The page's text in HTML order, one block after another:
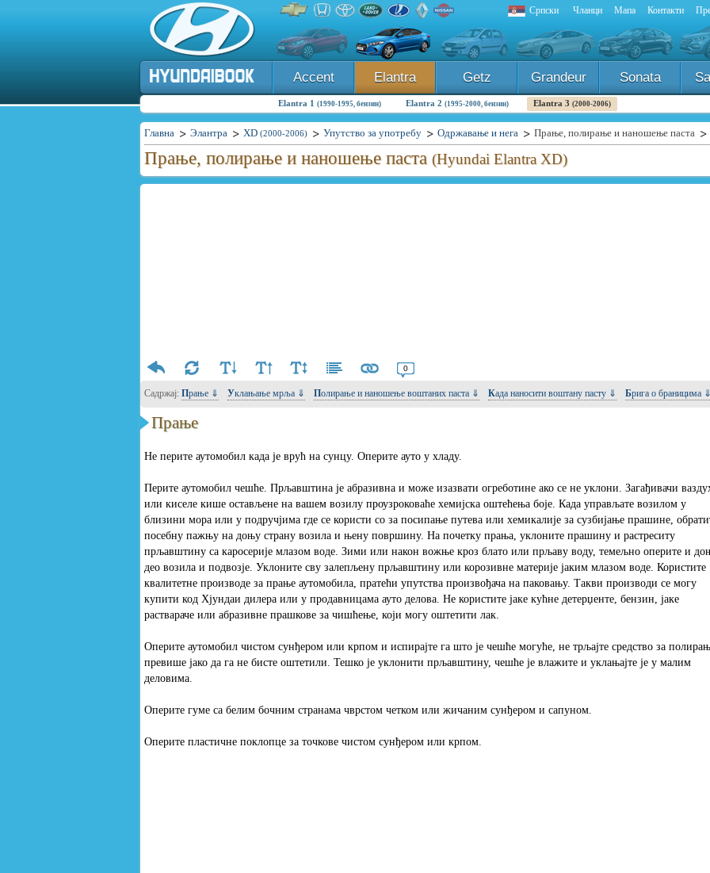
Српски Чланци Мапа Контакти
Accent Elantra Getz Grandeur Sonata
Elantra 1 (1990-1995, бензин) Elantra 2 (1995-2000, бензин) Elantra 3 (2000-2006)
Главна Элантра XD (2000-2006) Упутство за употребу Одржавање и нега Прање, полирање и наношење паста
Прање, полирање и наношење паста (Hyundai Elantra XD)
0
Садржај: Прање ⇓ Уклањање мрља ⇓ Полирање и наношење воштаних паста ⇓ Када наносити воштану пасту ⇓ Брига о браницима ⇓
Прање
Не перите аутомобил када је врућ на сунцу. Оперите ауто у хладу.
Перите аутомобил чешће. Прљавштина је абразивна и може изазвати огреботине ако се не уклони. Загађивачи
или киселе кише остављене на вашем возилу проузроковаће хемијска оштећења боје. Када управљате возилом у
близини мора или у подручјима где се користи со за посипање путева или хемикалије за сузбијање прашине,
посебну пажњу на доњу страну возила и њену површину. На почетку прања, уклоните прашину и растреситу
прљавштину са каросерије млазом воде. Зими или након вожње кроз блато или прљаву воду, темељно оперите и
део возила и подвозје. Уклоните сву залепљену прљавштину или корозивне материје јаким млазом воде. Користите
квалитетне производе за прање аутомобила, пратећи упутства произвођача на паковању. Такви производи се могу
купити код Хјундаи дилера или у продавницама ауто делова. Не користите јаке кућне детерџенте, бензин, јаке
раствараче или абразивне прашкове за чишћење, који могу оштетити лак.
Оперите аутомобил чистом сунђером или крпом и испирајте га што је чешће могуће, не трљајте средство за
превише јако да га не бисте оштетили. Тешко је уклонити прљавштину, чешће је влажите и уклањајте је у малим
деловима.
Оперите гуме са белим бочним странама чврстом четком или жичаним сунђером и сапуном.
Оперите пластичне поклопце за точкове чистом сунђером или крпом.